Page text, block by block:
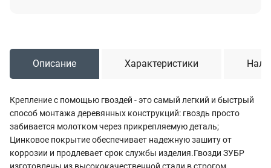
Описание Характеристики
Крепление с помощью гвоздей - это самый легкий и быстрый
способ монтажа деревянных конструкций: гвоздь просто
забивается молотком через прикрепляемую деталь;
Цинковое покрытие обеспечивает надежную зашиту от
коррозии и продлевает срок службы изделия.Гвозди ЗУБР